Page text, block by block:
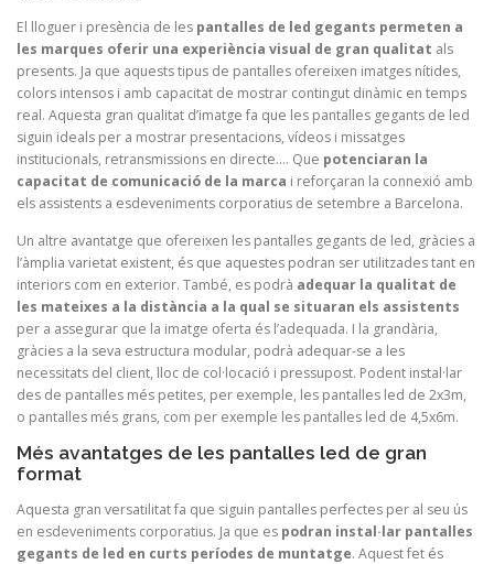
El lloguer i presència de les pantalles de led gegants permeten a
les marques oferir una experiència visual de gran qualitat als
presents. Ja que aquests tipus de pantalles ofereixen imatges nítides,
colors intensos i amb capacitat de mostrar contingut dinàmic en temps
real. Aquesta gran qualitat d’imatge fa que les pantalles gegants de led
siguin ideals per a mostrar presentacions, vídeos i missatges
institucionals, retransmissions en directe…. Que potenciaran la
capacitat de comunicació de la marca i reforçaran la connexió amb
els assistents a esdeveniments corporatius de setembre a Barcelona.
Un altre avantatge que ofereixen les pantalles gegants de led, gràcies a
l’àmplia varietat existent, és que aquestes podran ser utilitzades tant en
interiors com en exterior. També, es podrà adequar la qualitat de
les mateixes a la distància a la qual se situaran els assistents
per a assegurar que la imatge oferta és l’adequada. I la grandària,
gràcies a la seva estructura modular, podrà adequar-se a les
necessitats del client, lloc de col·locació i pressupost. Podent instal·lar
des de pantalles més petites, per exemple, les pantalles led de 2x3m,
o pantalles més grans, com per exemple les pantalles led de 4,5x6m.
Més avantatges de les pantalles led de gran
format
Aquesta gran versatilitat fa que siguin pantalles perfectes per al seu ús
en esdeveniments corporatius. Ja que es podran instal·lar pantalles
gegants de led en curts períodes de muntatge. Aquest fet és